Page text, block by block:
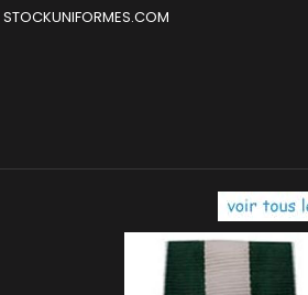
STOCKUNIFORMES.COM